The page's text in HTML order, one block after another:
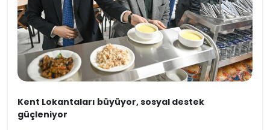
Kent Lokantaları büyüyor, sosyal destek
güçleniyor